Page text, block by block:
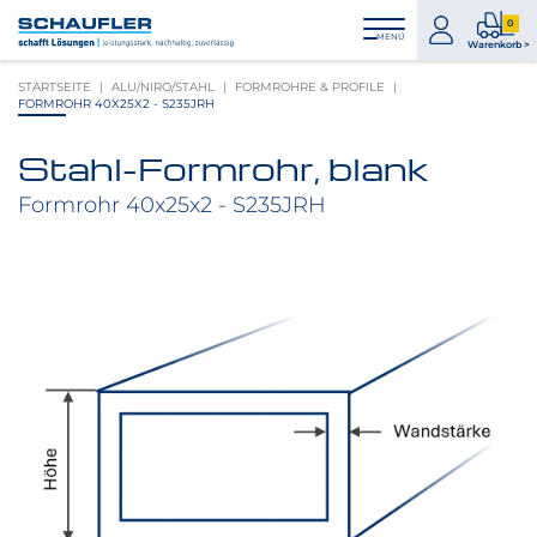
Inhalt
Hauptnavigation
Footernavigation
Logo
Schaufler
verlinkt
zur
MENÜ
zum
Konto
0
Warenkorb >
0
STARTSEITE ALU/NIRO/STAHL
FORMROHRE & PROFILE
FORMROHR 40X25X2 - S235JRH
Produktbilder
Stahl-Formrohr, blank
Formrohr 40x25x2 - S235JRH